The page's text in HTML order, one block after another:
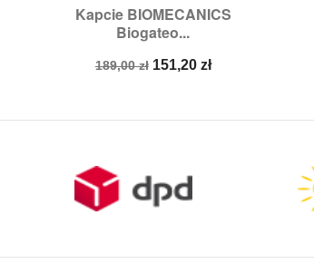
Kapcie BIOMECANICS
Biogateo...
Cena
189,00 zł Cena
151,20 zł
Szybki podgląd
Rozmiary:20,